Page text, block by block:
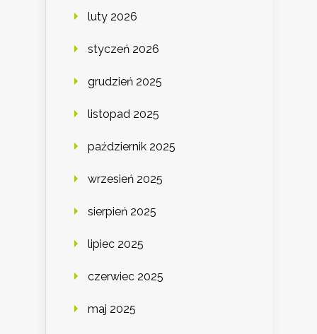
luty 2026
styczeń 2026
grudzień 2025
listopad 2025
październik 2025
wrzesień 2025
sierpień 2025
lipiec 2025
czerwiec 2025
maj 2025